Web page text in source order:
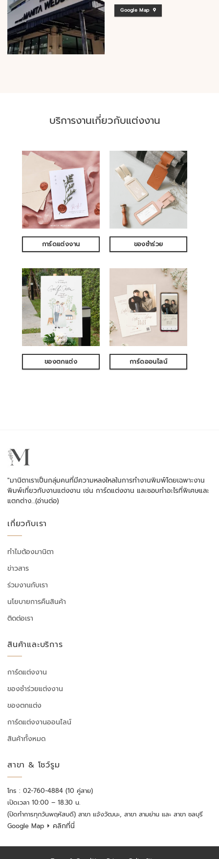
Google Map
บริการงานเกี่ยวกับแต่งงาน
การ์ดแต่งงาน ของชำร่วย
ของตกแต่ง การ์ดออนไลน์
"มานิตาเราเป็นกลุ่มคนที่มีความหลงใหลในการทำงานพิมพ์โดยเฉพาะงาน
พิมพ์เกี่ยวกับงานแต่งงาน เช่น การ์ดแต่งงาน และชอบทำอะไรที่พิเศษและ
แตกต่าง…(อ่านต่อ)
เกี่ยวกับเรา
ทำไมต้องมานิตา
ข่าวสาร
ร่วมงานกับเรา
นโยบายการคืนสินค้า
ติดต่อเรา
สินค้าและบริการ
การ์ดแต่งงาน
ของชำร่วยแต่งงาน
ของตกแต่ง
การ์ดแต่งงานออนไลน์
สินค้าทั้งหมด
สาขา & โชว์รูม
โทร : 02-760-4884 (10 คู่สาย)
เปิดเวลา 10:00 – 18.30 น.
(ปิดทำการทุกวันพฤหัสบดี) สาขา แจ้งวัฒนะ, สาขา สามย่าน และ สาขา ชลบุรี
Google Map ⏵ คลิกที่นี่